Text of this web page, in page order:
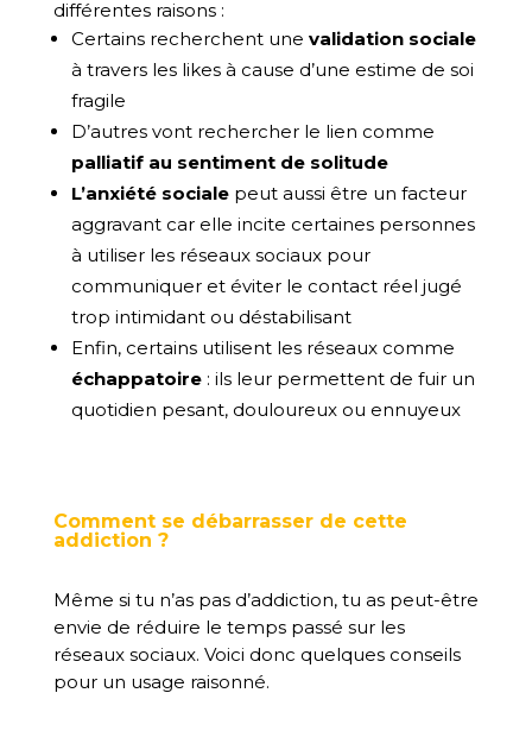
différentes raisons :
Certains recherchent une validation sociale
à travers les likes à cause d’une estime de soi
fragile
D’autres vont rechercher le lien comme
palliatif au sentiment de solitude
L’anxiété socialepeut aussi être un facteur
aggravant car elle incite certaines personnes
à utiliser les réseaux sociaux pour
communiquer et éviter le contact réel jugé
trop intimidant ou déstabilisant
Enfin, certains utilisent les réseaux comme
échappatoire: ils leur permettent de fuir un
quotidien pesant, douloureux ou ennuyeux
Comment se débarrasser de cette
addiction ?
Même si tu n’as pas d’addiction, tu as peut-être
envie de réduire le temps passé sur les
réseaux sociaux. Voici donc quelques conseils
pour un usage raisonné.